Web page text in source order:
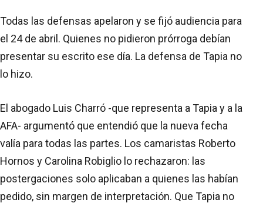
Todas las defensas apelaron y se fijó audiencia para
el 24 de abril. Quienes no pidieron prórroga debían
presentar su escrito ese día. La defensa de Tapia no
lo hizo.
El abogado Luis Charró -que representa a Tapia y a la
AFA- argumentó que entendió que la nueva fecha
valía para todas las partes. Los camaristas Roberto
Hornos y Carolina Robiglio lo rechazaron: las
postergaciones solo aplicaban a quienes las habían
pedido, sin margen de interpretación. Que Tapia no